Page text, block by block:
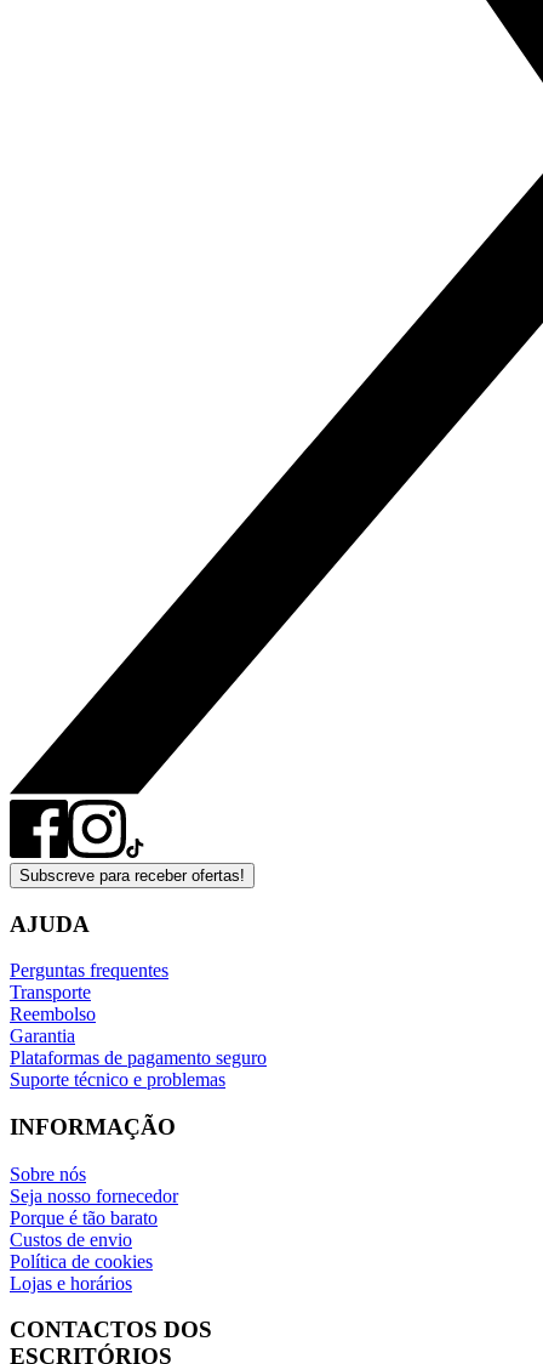
Subscreve para receber ofertas!
AJUDA
Perguntas frequentes
Transporte
Reembolso
Garantia
Plataformas de pagamento seguro
Suporte técnico e problemas
INFORMAÇÃO
Sobre nós
Seja nosso fornecedor
Porque é tão barato
Custos de envio
Política de cookies
Lojas e horários
CONTACTOS DOS
ESCRITÓRIOS